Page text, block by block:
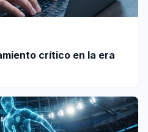
crítico en la era